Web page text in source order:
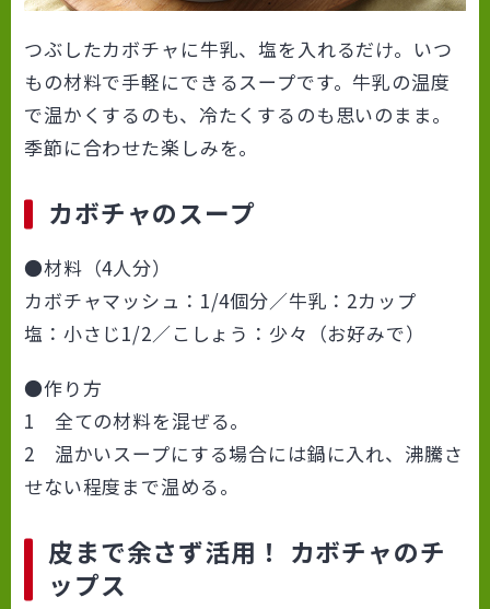
つぶしたカボチャに牛乳、塩を入れるだけ。いつ
もの材料で手軽にできるスープです。牛乳の温度
で温かくするのも、冷たくするのも思いのまま。
季節に合わせた楽しみを。
カボチャのスープ
●材料（4人分）
カボチャマッシュ：1/4個分／牛乳：2カップ
塩：小さじ1/2／こしょう：少々（お好みで）
●作り方
1 全ての材料を混ぜる。
2 温かいスープにする場合には鍋に入れ、沸騰さ
せない程度まで温める。
皮まで余さず活用！ カボチャのチ
ップス